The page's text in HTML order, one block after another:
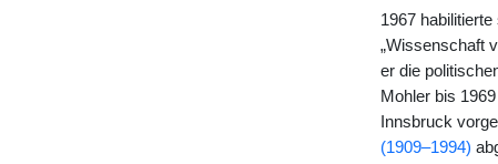
1967
„Wissenschaft
er die
Mohler bis
Innsbruck
(1909–1994)